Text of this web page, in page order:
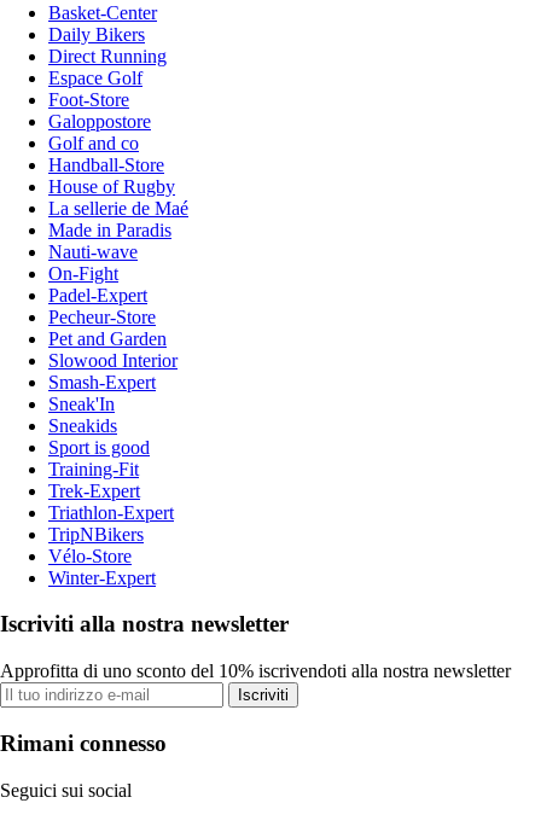
Basket-Center
Daily Bikers
Direct Running
Espace Golf
Foot-Store
Galoppostore
Golf and co
Handball-Store
House of Rugby
La sellerie de Maé
Made in Paradis
Nauti-wave
On-Fight
Padel-Expert
Pecheur-Store
Pet and Garden
Slowood Interior
Smash-Expert
Sneak'In
Sneakids
Sport is good
Training-Fit
Trek-Expert
Triathlon-Expert
TripNBikers
Vélo-Store
Winter-Expert
Iscriviti alla nostra newsletter
Approfitta di uno sconto del 10% iscrivendoti alla nostra newsletter
Iscriviti
Rimani connesso
Seguici sui social